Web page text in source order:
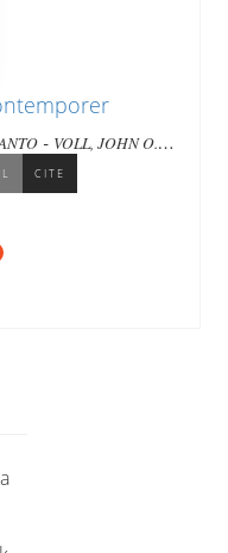
- VOLL, JOHN O.-
CITE